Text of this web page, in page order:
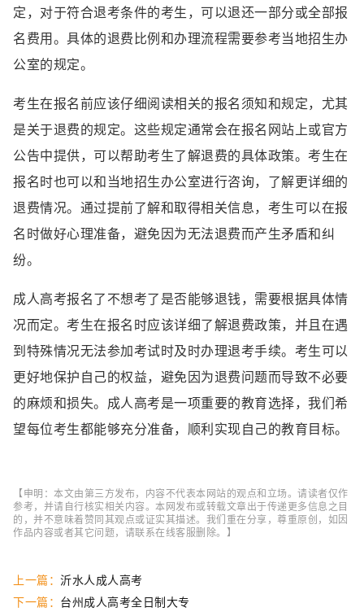
定，对于符合退考条件的考生，可以退还一部分或全部报
名费用。具体的退费比例和办理流程需要参考当地招生办
公室的规定。
考生在报名前应该仔细阅读相关的报名须知和规定，尤其
是关于退费的规定。这些规定通常会在报名网站上或官方
公告中提供，可以帮助考生了解退费的具体政策。考生在
报名时也可以和当地招生办公室进行咨询，了解更详细的
退费情况。通过提前了解和取得相关信息，考生可以在报
名时做好心理准备，避免因为无法退费而产生矛盾和纠
纷。
成人高考报名了不想考了是否能够退钱，需要根据具体情
况而定。考生在报名时应该详细了解退费政策，并且在遇
到特殊情况无法参加考试时及时办理退考手续。考生可以
更好地保护自己的权益，避免因为退费问题而导致不必要
的麻烦和损失。成人高考是一项重要的教育选择，我们希
望每位考生都能够充分准备，顺利实现自己的教育目标。
【申明：本文由第三方发布，内容不代表本网站的观点和立场。请读者仅作
参考，并请自行核实相关内容。本网发布或转载文章出于传递更多信息之目
的，并不意味着赞同其观点或证实其描述。我们重在分享，尊重原创，如因
作品内容或者其它问题，请联系在线客服删除。】
上一篇： 沂水人成人高考
下一篇： 台州成人高考全日制大专